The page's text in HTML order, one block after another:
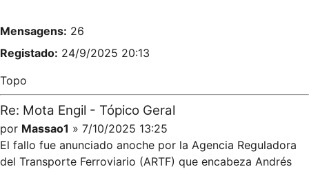
Mensagens: 26
Registado: 24/9/2025 20:13
Topo
Re: Mota Engil - Tópico Geral
por Massao1 » 7/10/2025 13:25
El fallo fue anunciado anoche por la Agencia Reguladora
del Transporte Ferroviario (ARTF) que encabeza Andrés